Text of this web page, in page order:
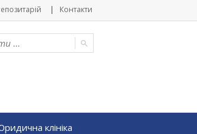
Контакти
клініка